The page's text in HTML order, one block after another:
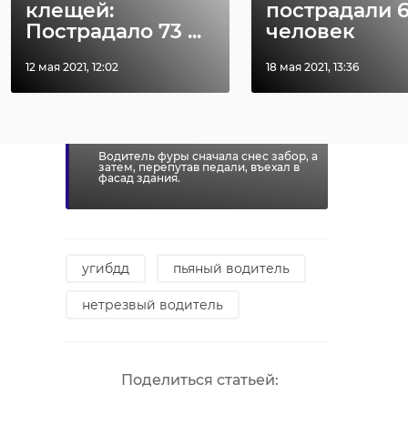
клещей:
Пострадало 73 ...
12 мая 2021, 12:02
пострадали
человек
18 мая 2021, 13:36
В поселке под
Всеволожском
пьяный
Водитель фуры сначала снес забор, а
затем, перепутав педали, въехал в
фасад здания.
угибдд пьяный водитель
нетрезвый водитель
Поделиться статьей: